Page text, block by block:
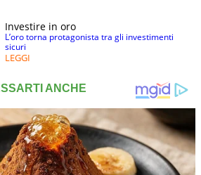
Investire in oro
L’oro torna protagonista tra gli investimenti
sicuri
LEGGI